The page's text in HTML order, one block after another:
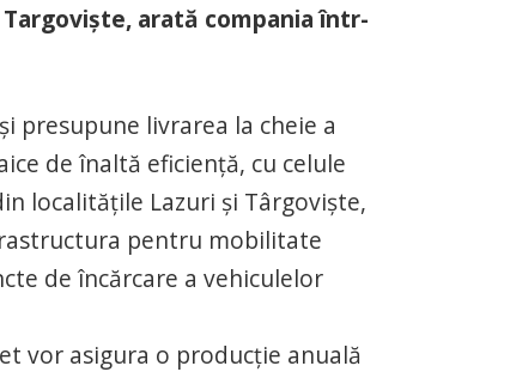
arată compania într-
presupune livrarea la cheie a
de înaltă eficiență, cu celule
localitățile Lazuri și Târgoviște,
pentru mobilitate
de încărcare a vehiculelor
vor asigura o producție anuală